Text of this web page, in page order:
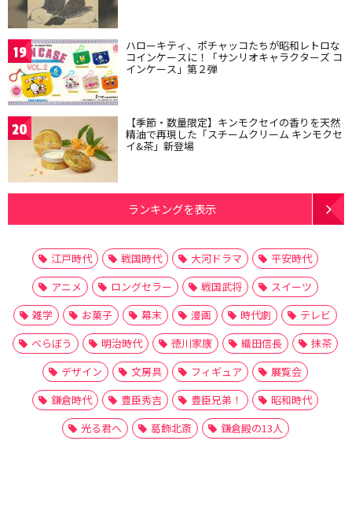
19 ハローキティ、ポチャッコたちが昭和レトロな
コインケースに！「サンリオキャラクターズ コ
インケース」第２弾
20 【季節・数量限定】キンモクセイの香りを天然
精油で再現した「スチームクリーム キンモクセ
イ&茶」新登場
ランキングを表示
江戸時代 戦国時代 大河ドラマ
平安時代
アニメ
ロングセラー 戦国武将
スイーツ
雑学
お菓子 幕末 漫画 時代劇
テレビ
べらぼう
明治時代 徳川家康 織田信長
抹茶
デザイン
文房具 フィギュア
展覧会
鎌倉時代
豊臣秀吉 豊臣兄弟！
昭和時代
光る君へ
葛飾北斎 鎌倉殿の13人